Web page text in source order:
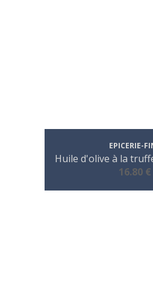
EPICERIE-
Huile d'olive à la
16.80 €